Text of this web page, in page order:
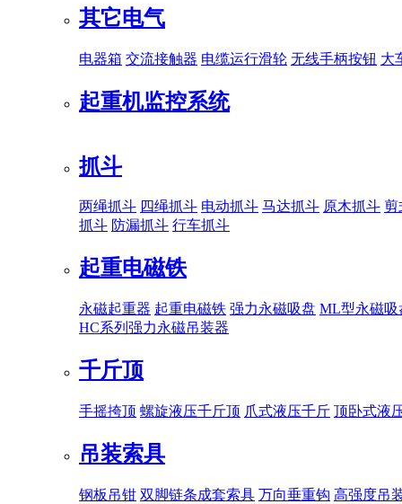
其它电气
电器箱 交流接触器 电缆运行滑轮 无线手柄按钮 大
起重机监控系统
抓斗
两绳抓斗 四绳抓斗 电动抓斗 马达抓斗 原木抓斗 剪
抓斗 防漏抓斗 行车抓斗
起重电磁铁
永磁起重器 起重电磁铁 强力永磁吸盘 ML型永磁吸
HC系列强力永磁吊装器
千斤顶
手摇挎顶 螺旋液压千斤顶 爪式液压千斤 顶卧式液
吊装索具
钢板吊钳 双脚链条成套索具 万向垂重钩 高强度吊